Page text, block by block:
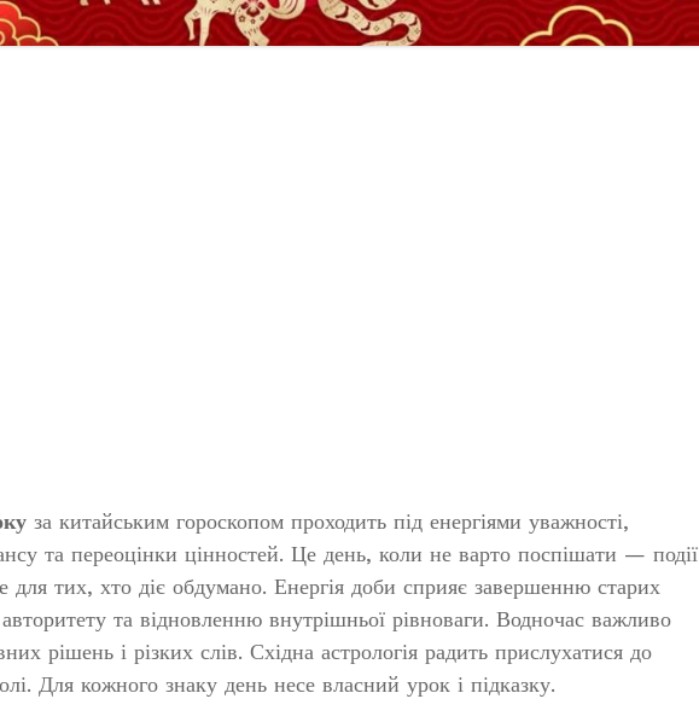
за китайським гороскопом проходить під енергіями уважності,
та переоцінки цінностей. Це день, коли не варто поспішати — події
для тих, хто діє обдумано. Енергія доби сприяє завершенню старих
та відновленню внутрішньої рівноваги. Водночас важливо
рішень і різких слів. Східна астрологія радить прислухатися до
Для кожного знаку день несе власний урок і підказку.